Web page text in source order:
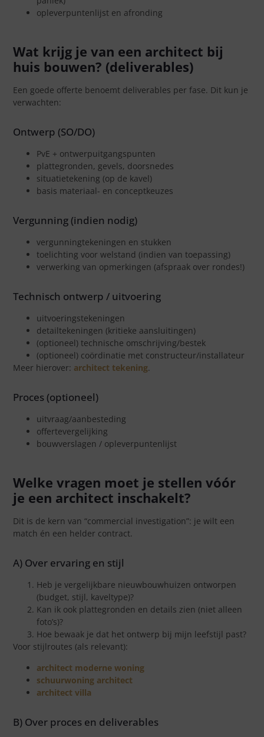
opleverpuntenlijst en afronding
Wat krijg je van een architect bij
huis bouwen? (deliverables)
Een goede offerte benoemt deliverables per fase. Dit kun je
verwachten:
Ontwerp (SO/DO)
PvE + ontwerpuitgangspunten
plattegronden, gevels, doorsnedes
situatietekening (op de kavel)
basis materiaal- en conceptkeuzes
Vergunning (indien nodig)
vergunningtekeningen en stukken
toelichting voor welstand (indien van toepassing)
verwerking van opmerkingen (afspraak over rondes!)
Technisch ontwerp / uitvoering
uitvoeringstekeningen
detailtekeningen (kritieke aansluitingen)
(optioneel) technische omschrijving/bestek
(optioneel) coördinatie met constructeur/installateur
Meer hierover: architect tekening.
Proces (optioneel)
uitvraag/aanbesteding
offertevergelijking
bouwverslagen / opleverpuntenlijst
Welke vragen moet je stellen vóór
je een architect inschakelt?
Dit is de kern van “commercial investigation”: je wilt een
match én een helder contract.
A) Over ervaring en stijl
Heb je vergelijkbare nieuwbouwhuizen ontworpen
(budget, stijl, kaveltype)?
Kan ik ook plattegronden en details zien (niet alleen
foto’s)?
Hoe bewaak je dat het ontwerp bij mijn leefstijl past?
Voor stijlroutes (als relevant):
architect moderne woning
schuurwoning architect
architect villa
B) Over proces en deliverables